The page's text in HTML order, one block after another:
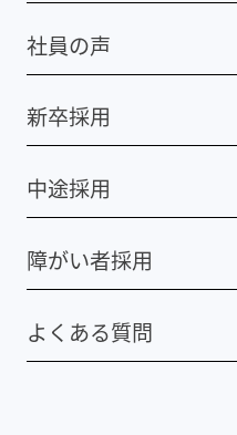
社員の声
新卒採用
中途採用
障がい者採用
よくある質問